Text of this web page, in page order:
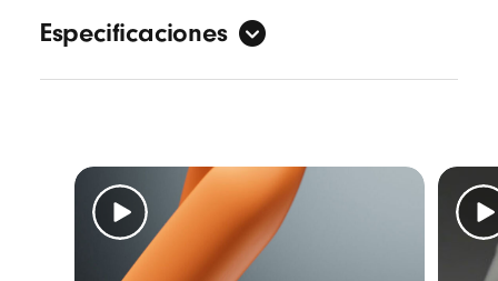
Especificaciones
Ecualización Adaptativa
Audio Espacial personalizado con
seguimiento dinámico de la cabeza